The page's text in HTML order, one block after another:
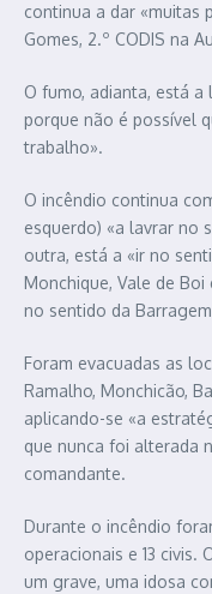
continua a dar «muitas
Gomes, 2.º CODIS na
O fumo, adianta, está
porque não é possível
trabalho».
O incêndio continua
esquerdo) «a lavrar no
outra, está a «ir no
Monchique, Vale de
no sentido da
Foram evacuadas as
Ramalho, Monchicão,
aplicando-se «a
que nunca foi alterada
comandante.
Durante o incêndio
operacionais e 13 civis.
um grave, uma idosa